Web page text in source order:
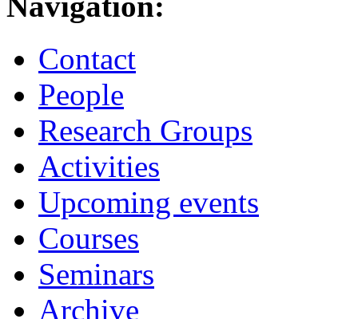
Contact
People
Research Groups
Activities
Upcoming events
Courses
Seminars
Archive